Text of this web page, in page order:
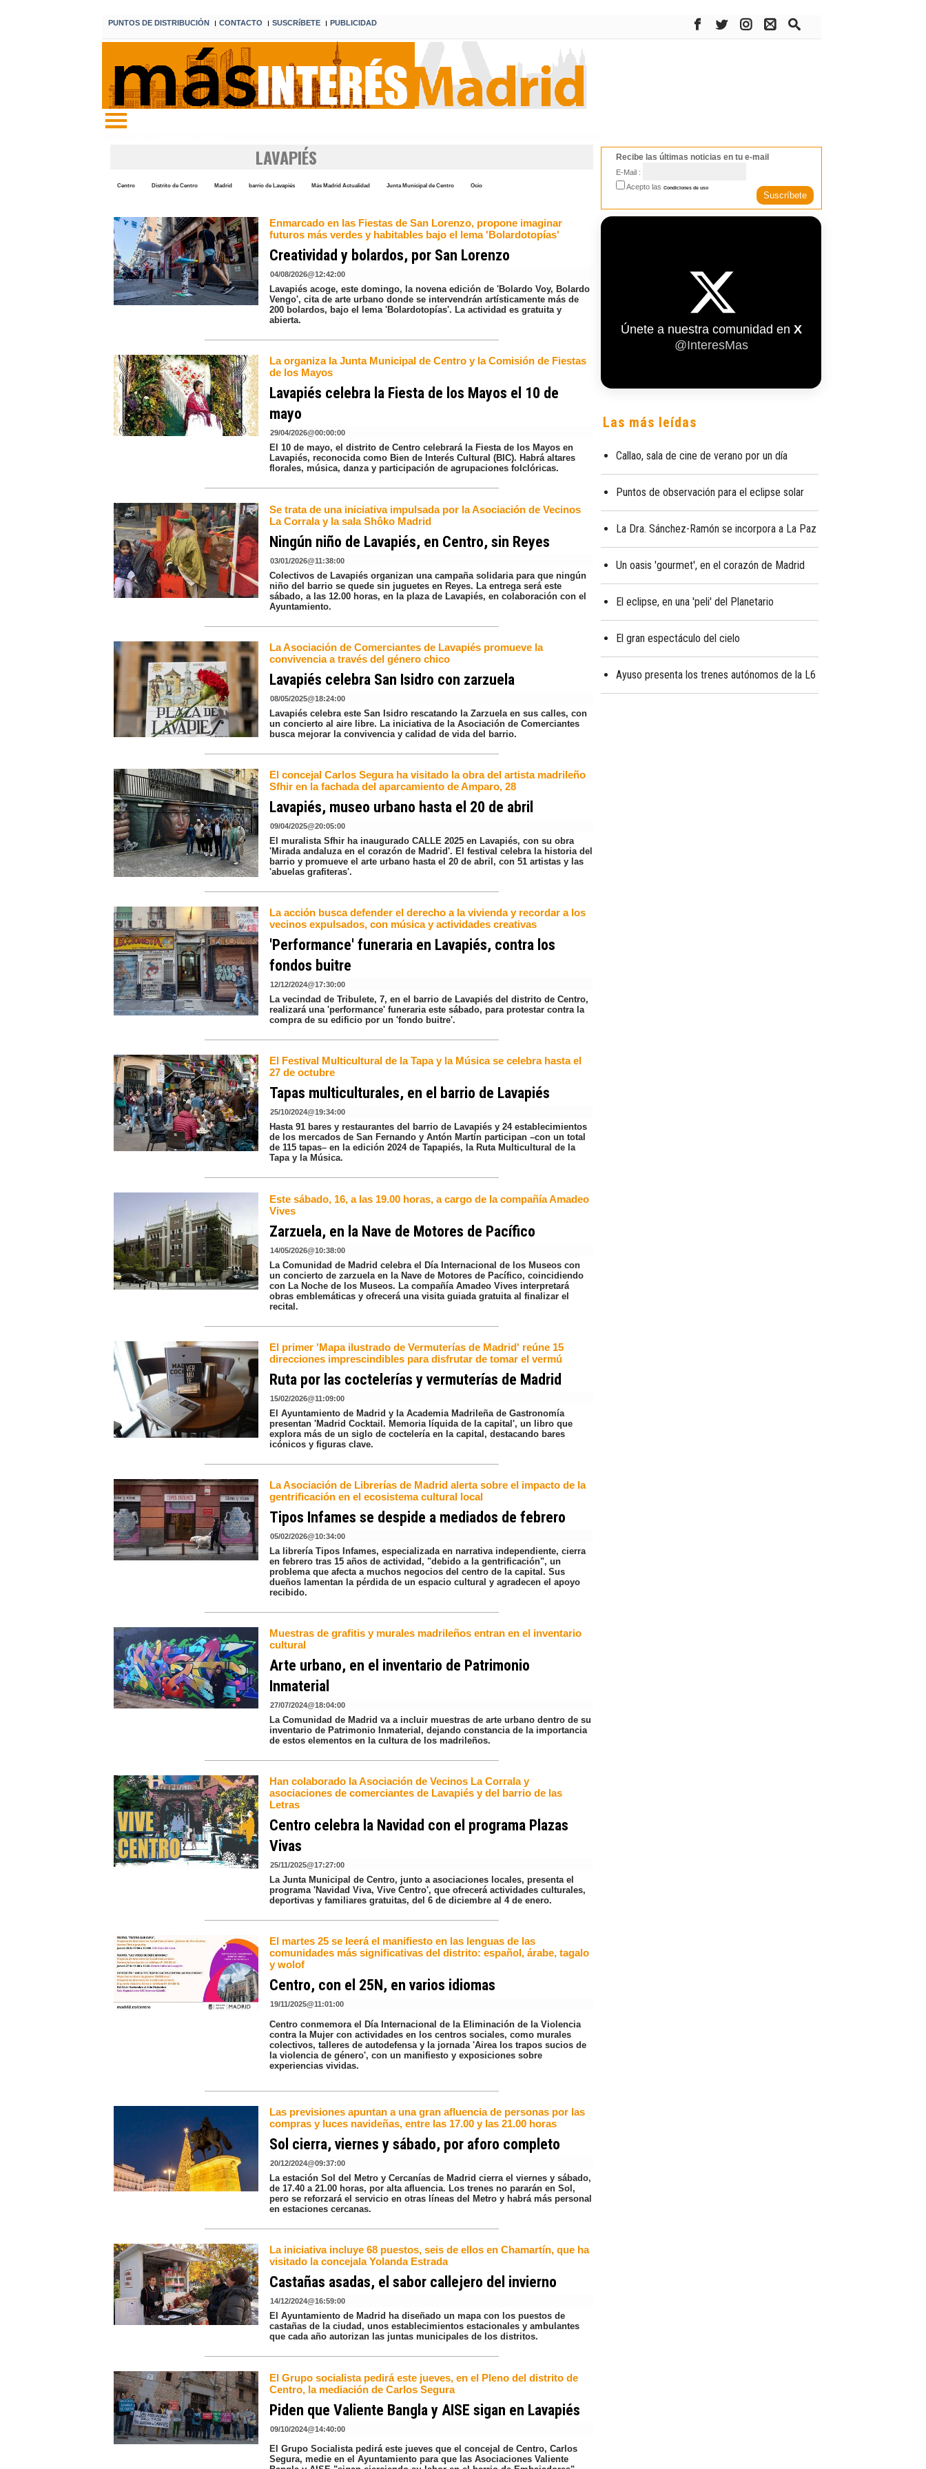
PUNTOS DE DISTRIBUCIÓN I CONTACTO I SUSCRíBETE I PUBLICIDAD
LAVAPIÉS
Centro Distrito de Centro Madrid barrio de Lavapiés Más Madrid Actualidad Junta Municipal de Centro Ocio
Enmarcado en las Fiestas de San Lorenzo, propone imaginar
futuros más verdes y habitables bajo el lema 'Bolardotopías'
Creatividad y bolardos, por San Lorenzo
04/08/2026@12:42:00
Lavapiés acoge, este domingo, la novena edición de 'Bolardo Voy, Bolardo
Vengo', cita de arte urbano donde se intervendrán artísticamente más de
200 bolardos, bajo el lema 'Bolardotopías'. La actividad es gratuita y
abierta.
La organiza la Junta Municipal de Centro y la Comisión de Fiestas
de los Mayos
Lavapiés celebra la Fiesta de los Mayos el 10 de
mayo
29/04/2026@00:00:00
El 10 de mayo, el distrito de Centro celebrará la Fiesta de los Mayos en
Lavapiés, reconocida como Bien de Interés Cultural (BIC). Habrá altares
florales, música, danza y participación de agrupaciones folclóricas.
Se trata de una iniciativa impulsada por la Asociación de Vecinos
La Corrala y la sala Shôko Madrid
Ningún niño de Lavapiés, en Centro, sin Reyes
03/01/2026@11:38:00
Colectivos de Lavapiés organizan una campaña solidaria para que ningún
niño del barrio se quede sin juguetes en Reyes. La entrega será este
sábado, a las 12.00 horas, en la plaza de Lavapiés, en colaboración con el
Ayuntamiento.
La Asociación de Comerciantes de Lavapiés promueve la
convivencia a través del género chico
Lavapiés celebra San Isidro con zarzuela
08/05/2025@18:24:00
Lavapiés celebra este San Isidro rescatando la Zarzuela en sus calles, con
un concierto al aire libre. La iniciativa de la Asociación de Comerciantes
busca mejorar la convivencia y calidad de vida del barrio.
El concejal Carlos Segura ha visitado la obra del artista madrileño
Sfhir en la fachada del aparcamiento de Amparo, 28
Lavapiés, museo urbano hasta el 20 de abril
09/04/2025@20:05:00
El muralista Sfhir ha inaugurado CALLE 2025 en Lavapiés, con su obra
'Mirada andaluza en el corazón de Madrid'. El festival celebra la historia del
barrio y promueve el arte urbano hasta el 20 de abril, con 51 artistas y las
'abuelas grafiteras'.
La acción busca defender el derecho a la vivienda y recordar a los
vecinos expulsados, con música y actividades creativas
'Performance' funeraria en Lavapiés, contra los
fondos buitre
12/12/2024@17:30:00
La vecindad de Tribulete, 7, en el barrio de Lavapiés del distrito de Centro,
realizará una 'performance' funeraria este sábado, para protestar contra la
compra de su edificio por un 'fondo buitre'.
El Festival Multicultural de la Tapa y la Música se celebra hasta el
27 de octubre
Tapas multiculturales, en el barrio de Lavapiés
25/10/2024@19:34:00
Hasta 91 bares y restaurantes del barrio de Lavapiés y 24 establecimientos
de los mercados de San Fernando y Antón Martín participan –con un total
de 115 tapas– en la edición 2024 de Tapapiés, la Ruta Multicultural de la
Tapa y la Música.
Este sábado, 16, a las 19.00 horas, a cargo de la compañía Amadeo
Vives
Zarzuela, en la Nave de Motores de Pacífico
14/05/2026@10:38:00
La Comunidad de Madrid celebra el Día Internacional de los Museos con
un concierto de zarzuela en la Nave de Motores de Pacífico, coincidiendo
con La Noche de los Museos. La compañía Amadeo Vives interpretará
obras emblemáticas y ofrecerá una visita guiada gratuita al finalizar el
recital.
El primer 'Mapa ilustrado de Vermuterías de Madrid' reúne 15
direcciones imprescindibles para disfrutar de tomar el vermú
Ruta por las coctelerías y vermuterías de Madrid
15/02/2026@11:09:00
El Ayuntamiento de Madrid y la Academia Madrileña de Gastronomía
presentan 'Madrid Cocktail. Memoria líquida de la capital', un libro que
explora más de un siglo de coctelería en la capital, destacando bares
icónicos y figuras clave.
La Asociación de Librerías de Madrid alerta sobre el impacto de la
gentrificación en el ecosistema cultural local
Tipos Infames se despide a mediados de febrero
05/02/2026@10:34:00
La librería Tipos Infames, especializada en narrativa independiente, cierra
en febrero tras 15 años de actividad, "debido a la gentrificación", un
problema que afecta a muchos negocios del centro de la capital. Sus
dueños lamentan la pérdida de un espacio cultural y agradecen el apoyo
recibido.
Muestras de grafitis y murales madrileños entran en el inventario
cultural
Arte urbano, en el inventario de Patrimonio
Inmaterial
27/07/2024@18:04:00
La Comunidad de Madrid va a incluir muestras de arte urbano dentro de su
inventario de Patrimonio Inmaterial, dejando constancia de la importancia
de estos elementos en la cultura de los madrileños.
Han colaborado la Asociación de Vecinos La Corrala y
asociaciones de comerciantes de Lavapiés y del barrio de las
Letras
Centro celebra la Navidad con el programa Plazas
Vivas
25/11/2025@17:27:00
La Junta Municipal de Centro, junto a asociaciones locales, presenta el
programa 'Navidad Viva, Vive Centro', que ofrecerá actividades culturales,
deportivas y familiares gratuitas, del 6 de diciembre al 4 de enero.
El martes 25 se leerá el manifiesto en las lenguas de las
comunidades más significativas del distrito: español, árabe, tagalo
y wolof
Centro, con el 25N, en varios idiomas
19/11/2025@11:01:00
Centro conmemora el Día Internacional de la Eliminación de la Violencia
contra la Mujer con actividades en los centros sociales, como murales
colectivos, talleres de autodefensa y la jornada 'Airea los trapos sucios de
la violencia de género', con un manifiesto y exposiciones sobre
experiencias vividas.
Las previsiones apuntan a una gran afluencia de personas por las
compras y luces navideñas, entre las 17.00 y las 21.00 horas
Sol cierra, viernes y sábado, por aforo completo
20/12/2024@09:37:00
La estación Sol del Metro y Cercanías de Madrid cierra el viernes y sábado,
de 17.40 a 21.00 horas, por alta afluencia. Los trenes no pararán en Sol,
pero se reforzará el servicio en otras líneas del Metro y habrá más personal
en estaciones cercanas.
La iniciativa incluye 68 puestos, seis de ellos en Chamartín, que ha
visitado la concejala Yolanda Estrada
Castañas asadas, el sabor callejero del invierno
14/12/2024@16:59:00
El Ayuntamiento de Madrid ha diseñado un mapa con los puestos de
castañas de la ciudad, unos establecimientos estacionales y ambulantes
que cada año autorizan las juntas municipales de los distritos.
El Grupo socialista pedirá este jueves, en el Pleno del distrito de
Centro, la mediación de Carlos Segura
Piden que Valiente Bangla y AISE sigan en Lavapiés
09/10/2024@14:40:00
El Grupo Socialista pedirá este jueves que el concejal de Centro, Carlos
Segura, medie en el Ayuntamiento para que las Asociaciones Valiente
Recibe las últimas noticias en tu e-mail
E-Mail :
Acepto las Condiciones de uso
Únete a nuestra comunidad en X
@InteresMas
Las más leídas
Callao, sala de cine de verano por un día
Puntos de observación para el eclipse solar
La Dra. Sánchez-Ramón se incorpora a La Paz
Un oasis 'gourmet', en el corazón de Madrid
El eclipse, en una 'peli' del Planetario
El gran espectáculo del cielo
Ayuso presenta los trenes autónomos de la L6